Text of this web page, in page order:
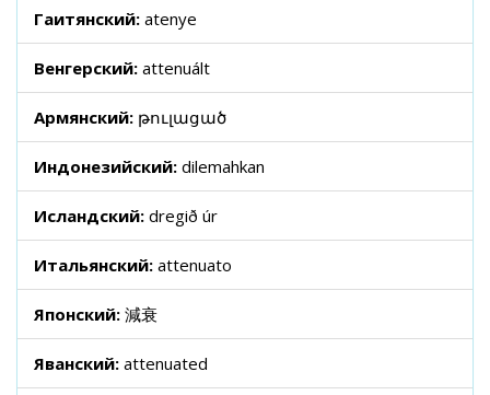
Гаитянский: atenye
Венгерский: attenuált
Армянский: թուլացած
Индонезийский: dilemahkan
Исландский: dregið úr
Итальянский: attenuato
Японский: 減衰
Яванский: attenuated